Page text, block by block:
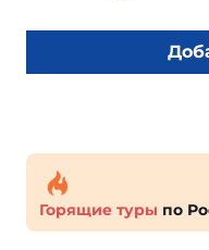
Горящие туры по